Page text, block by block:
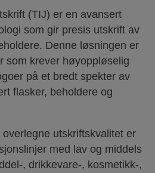
(TIJ) er en avansert
som gir presis utskrift av
Denne løsningen er
som krever høyoppløselig
på et bredt spekter av
flasker, beholdere og
utskriftskvalitet er
med lav og middels
, drikkevare-, kosmetikk-,